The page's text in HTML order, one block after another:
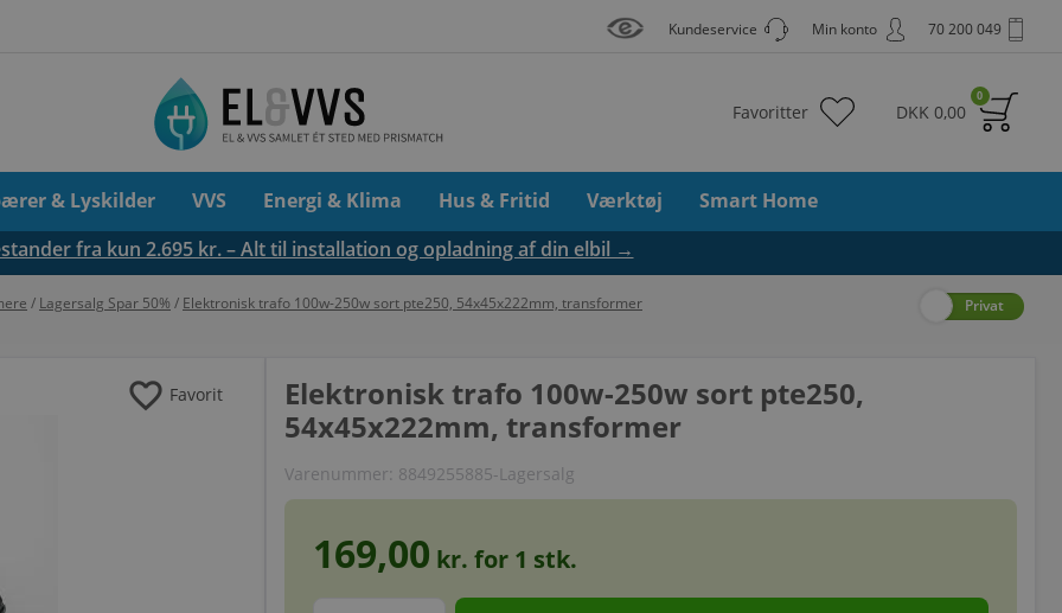
70 200 049
Min konto
Kundeservice
0
DKK 0,00
Favoritter
& Lyskilder VVS Energi & Klima Hus & Fritid Værktøj
Smart Home
fra kun 2.695 kr. – Alt til installation og opladning af din elbil →
/ Lagersalg Spar 50% / Elektronisk trafo 100w-250w sort pte250, 54x45x222mm, transformer Privat
favorite Favorit
Elektronisk trafo 100w-250w sort pte250,
54x45x222mm, transformer
Varenummer: 8849255885-Lagersalg
169,00 kr. for 1 stk.